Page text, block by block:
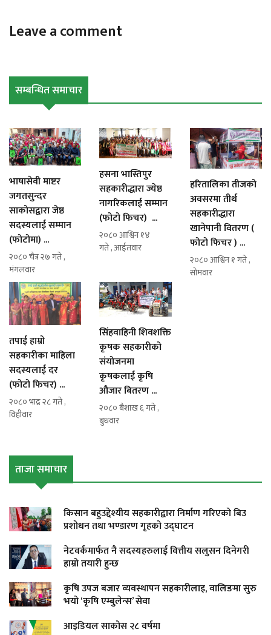
Leave a comment
सम्बन्धित समाचार
भाषासेवी माष्टर
जगतसुन्दर
साकोसद्वारा जेष्ठ
सदस्यलाई सम्मान
(फोटोमा) ...
२०८० चैत्र २७ गते ,
मंगलवार
हसना भास्तिपुर
सहकारीद्धारा ज्येष्ठ
नागरिकलाई सम्मान
(फोटो फिचर) ...
२०८० आश्विन १४
गते , आईतवार
हरितालिका तीजको
अवसरमा तीर्थ
सहकारीद्धारा
खानेपानी वितरण (
फोटो फिचर ) ...
२०८० आश्विन १ गते ,
सोमवार
तपाई हाम्रो
सहकारीका माहिला
सदस्यलाई दर
(फोटो फिचर) ...
२०८० भाद्र २८ गते ,
विहीवार
सिंहवाहिनी शिवशक्ति
कृषक सहकारीको
संयोजनमा
कृषकलाई कृषि
औजार बितरण ...
२०८० बैशाख ६ गते ,
बुधवार
ताजा समाचार
किसान बहुउद्देश्यीय सहकारीद्वारा निर्माण गरिएको बिउ
प्रशोधन तथा भण्डारण गृहको उद्घाटन
नेटवर्कमार्फत नै सदस्यहरुलाई वित्तीय सलुसन दिनेगरी
हाम्रो तयारी हुन्छ
कृषि उपज बजार व्यवस्थापन सहकारीलाइ, वालिङमा सुरु
भयो ‘कृषि एम्बुलेन्स’ सेवा
आइडियल साकोस २८ वर्षमा